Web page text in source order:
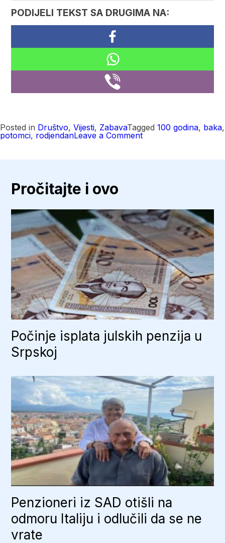
PODIJELI TEKST SA DRUGIMA NA:
Posted in Društvo, Vijesti, ZabavaTagged 100 godina, baka,
potomci, rodjendanLeave a Commenton
119
potomaka
Pročitajte i ovo
Počinje isplata julskih penzija u
Srpskoj
Penzioneri iz SAD otišli na
odmoru Italiju i odlučili da se ne
vrate